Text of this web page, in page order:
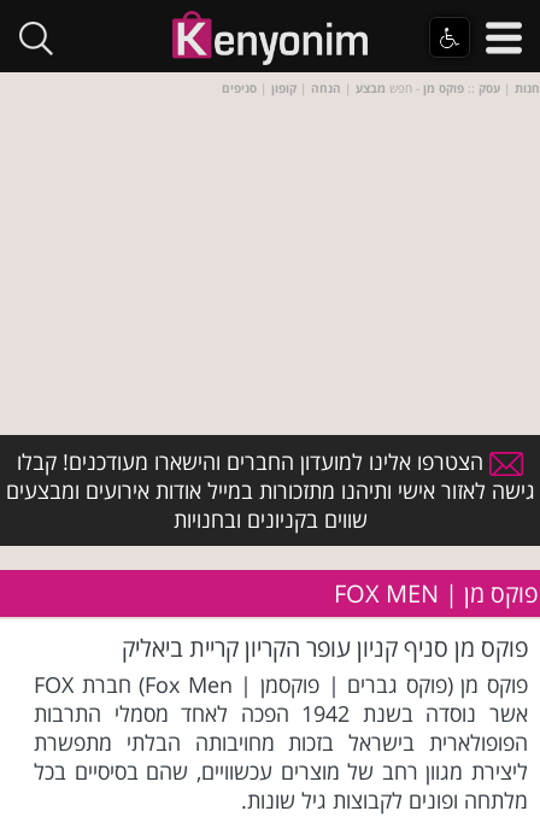
חנות | עסק :: פוקס מן - חפש מבצע | הנחה | קופון | סניפים
הצטרפו אלינו למועדון החברים והישארו מעודכנים! קבלו
גישה לאזור אישי ותיהנו מתזכורות במייל אודות אירועים ומבצעים
שווים בקניונים ובחנויות
פוקס מן | FOX MEN
פוקס מן סניף קניון עופר הקריון קריית ביאליק
פוקס מן (פוקס גברים | פוקסמן | Fox Men) חברת FOX
אשר נוסדה בשנת 1942 הפכה לאחד מסמלי התרבות
הפופולארית בישראל בזכות מחויבותה הבלתי מתפשרת
ליצירת מגוון רחב של מוצרים עכשוויים, שהם בסיסיים בכל
מלתחה ופונים לקבוצות גיל שונות.